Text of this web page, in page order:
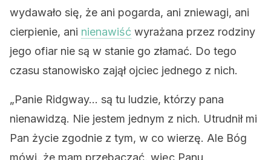
wydawało się, że ani pogarda, ani zniewagi, ani
cierpienie, ani nienawiść wyrażana przez rodziny
jego ofiar nie są w stanie go złamać. Do tego
czasu stanowisko zajął ojciec jednego z nich.
„Panie Ridgway… są tu ludzie, którzy pana
nienawidzą. Nie jestem jednym z nich. Utrudnił mi
Pan życie zgodnie z tym, w co wierzę. Ale Bóg
mówi, że mam przebaczać, więc Panu